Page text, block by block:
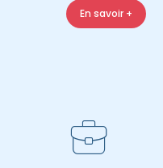
En savoir +